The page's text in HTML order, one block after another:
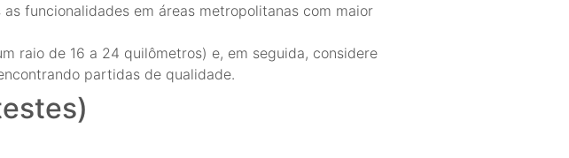
funcionalidades em áreas metropolitanas com maior
raio de 16 a 24 quilômetros) e, em seguida, considere
partidas de qualidade.